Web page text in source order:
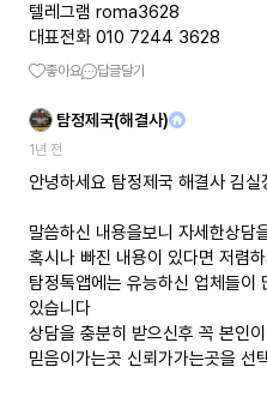
텔레그램 roma3628
대표전화 010 7244 3628
좋아요 답글달기
탐정제국(해결사)
1년 전
안녕하세요 탐정제국 해결사 김실
말씀하신 내용을보니 자세한상담
혹시나 빠진 내용이 있다면 저렴
탐정톡앱에는 유능하신 업체들이
있습니다
상담을 충분히 받으신후 꼭 본인
믿음이가는곳 신뢰가가는곳을 선